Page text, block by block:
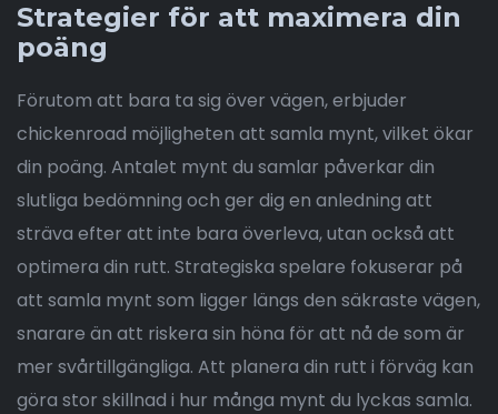
Strategier för att maximera din
poäng
Förutom att bara ta sig över vägen, erbjuder
chickenroad möjligheten att samla mynt, vilket ökar
din poäng. Antalet mynt du samlar påverkar din
slutliga bedömning och ger dig en anledning att
sträva efter att inte bara överleva, utan också att
optimera din rutt. Strategiska spelare fokuserar på
att samla mynt som ligger längs den säkraste vägen,
snarare än att riskera sin höna för att nå de som är
mer svårtillgängliga. Att planera din rutt i förväg kan
göra stor skillnad i hur många mynt du lyckas samla.